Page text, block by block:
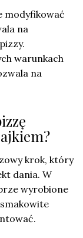
modyfikować
na
warunkach
na
krok, który
dania. W
wyrobione